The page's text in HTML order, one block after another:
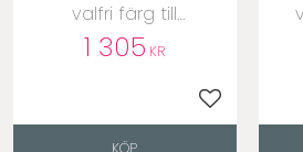
till i favoriter
valfri färg till
diskmaskin
1 305 KR
Lägg till i
KÖP